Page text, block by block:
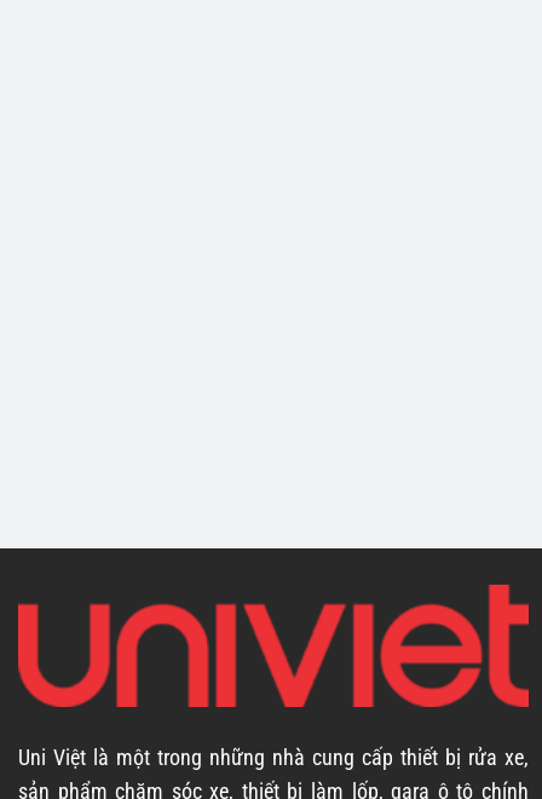
Uni Việt là một trong những nhà cung cấp thiết bị rửa xe,
sản phẩm chăm sóc xe, thiết bị làm lốp, gara ô tô chính